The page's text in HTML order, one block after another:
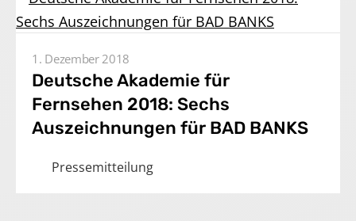
1. Dezember 2018
Deutsche Akademie für
Fernsehen 2018: Sechs
Auszeichnungen für BAD BANKS
Pressemitteilung